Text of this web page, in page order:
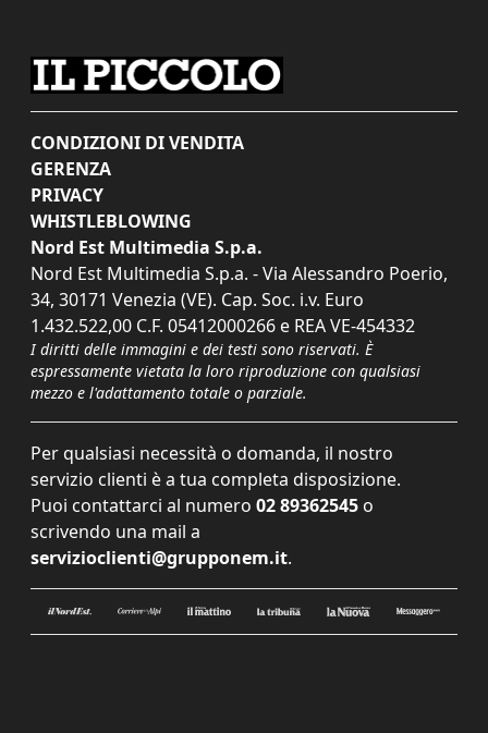
CONDIZIONI DI VENDITA
GERENZA
PRIVACY
WHISTLEBLOWING
Nord Est Multimedia S.p.a.
Nord Est Multimedia S.p.a. - Via Alessandro Poerio,
34, 30171 Venezia (VE). Cap. Soc. i.v. Euro
1.432.522,00 C.F. 05412000266 e REA VE-454332
I diritti delle immagini e dei testi sono riservati. È
espressamente vietata la loro riproduzione con qualsiasi
mezzo e l'adattamento totale o parziale.
Per qualsiasi necessità o domanda, il nostro
servizio clienti è a tua completa disposizione.
Puoi contattarci al numero 02 89362545 o
scrivendo una mail a
servizioclienti@grupponem.it.